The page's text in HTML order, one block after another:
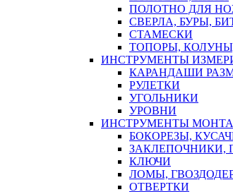
ПОЛОТНО ДЛЯ
СВЕРЛА, БУРЫ,
СТАМЕСКИ
ТОПОРЫ,
ИНСТРУМЕНТЫ
КАРАНДАШИ
РУЛЕТКИ
УГОЛЬНИКИ
УРОВНИ
ИНСТРУМЕНТЫ
БОКОРЕЗЫ,
ЗАКЛЕПОЧНИКИ,
КЛЮЧИ
ЛОМЫ,
ОТВЕРТКИ